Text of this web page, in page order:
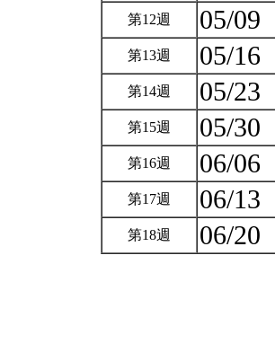
第12週 05/09
第13週 05/16
第14週 05/23
第15週 05/30
第16週 06/06
第17週 06/13
第18週 06/20